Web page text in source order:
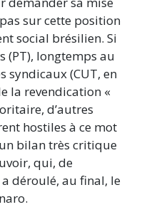
pas sur cette position
social brésilien. Si
(PT), longtemps au
syndicaux (CUT, en
la revendication «
d’autres
hostiles à ce mot
bilan très critique
qui, de
déroulé, au final, le